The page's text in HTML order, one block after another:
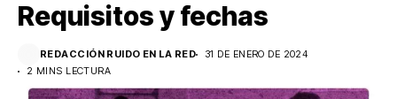
Requisitos y fechas
REDACCIÓN RUIDO EN LA RED
31 DE ENERO DE 2024
2 MINS LECTURA